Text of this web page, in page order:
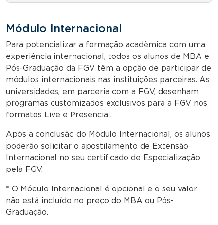
Módulo Internacional
Para potencializar a formação acadêmica com uma
experiência internacional, todos os alunos de MBA e
Pós-Graduação da FGV têm a opção de participar de
módulos internacionais nas instituições parceiras. As
universidades, em parceria com a FGV, desenham
programas customizados exclusivos para a FGV nos
formatos Live e Presencial.
Após a conclusão do Módulo Internacional, os alunos
poderão solicitar o apostilamento de Extensão
Internacional no seu certificado de Especialização
pela FGV.
* O Módulo Internacional é opcional e o seu valor
não está incluído no preço do MBA ou Pós-
Graduação.